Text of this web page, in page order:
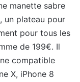
manette sabre
un plateau pour
pour tous les
de 199€. Il
compatible
X, iPhone 8